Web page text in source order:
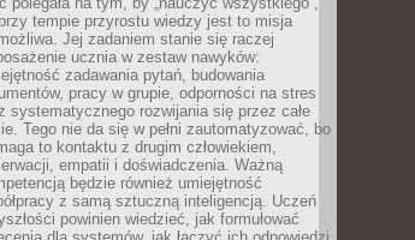
tempie przyrostu wiedzy jest to misja
Jej zadaniem stanie się raczej
ucznia w zestaw nawyków:
zadawania pytań, budowania
pracy w grupie, odporności na stres
systematycznego rozwijania się przez całe
Tego nie da się w pełni zautomatyzować, bo
to kontaktu z drugim człowiekiem,
empatii i doświadczenia. Ważną
będzie również umiejętność
z samą sztuczną inteligencją. Uczeń
powinien wiedzieć, jak formułować